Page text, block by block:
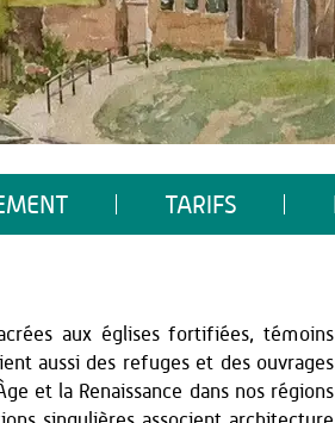
TARIFS
aux églises fortifiées, témoins
aussi des refuges et des ouvrages
et la Renaissance dans nos régions